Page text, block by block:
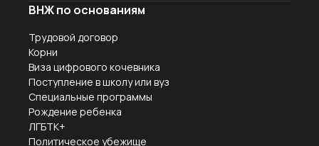
ВНЖ по основаниям
Трудовой договор
Корни
Виза цифрового кочевника
Поступление в школу или вуз
Специальные программы
Рождение ребенка
ЛГБТК+
Политическое убежище